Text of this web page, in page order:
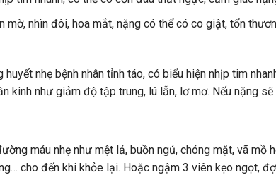
mờ, nhìn đôi, hoa mắt, nặng có thể có co giật, tổn
nhẹ bệnh nhân tỉnh táo, có biểu hiện nhịp tim
kinh như giảm độ tập trung, lú lẫn, lơ mơ. Nếu nặng
máu nhẹ như mệt lả, buồn ngủ, chóng mặt, vã
cho đến khi khỏe lại. Hoặc ngậm 3 viên kẹo ngọt,